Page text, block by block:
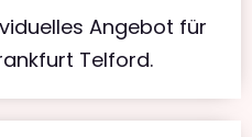
Angebot für
Telford.